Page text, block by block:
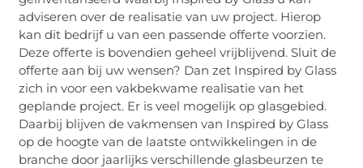
adviseren over de realisatie van uw project. Hierop
kan dit bedrijf u van een passende offerte voorzien.
Deze offerte is bovendien geheel vrijblijvend. Sluit de
offerte aan bij uw wensen? Dan zet Inspired by Glass
zich in voor een vakbekwame realisatie van het
geplande project. Er is veel mogelijk op glasgebied.
Daarbij blijven de vakmensen van Inspired by Glass
op de hoogte van de laatste ontwikkelingen in de
branche door jaarlijks verschillende glasbeurzen te